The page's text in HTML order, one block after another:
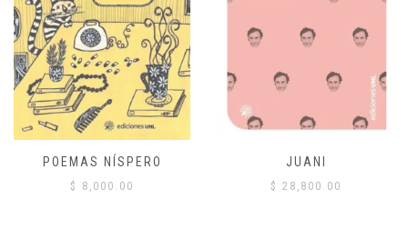
POEMAS NÍSPERO
$ 8,000.00
JUANI
$ 28,800.00